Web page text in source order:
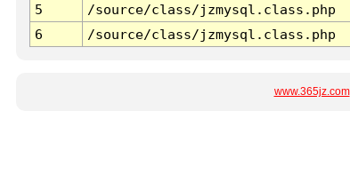
5
/source/class/jzmysql.class.php
6
/source/class/jzmysql.class.php
www.365jz.com